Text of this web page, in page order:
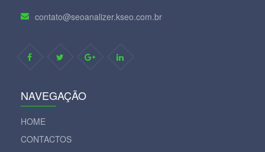
contato@seoanalizer.kseo.com.br
NAVEGAÇÃO
HOME
CONTACTOS